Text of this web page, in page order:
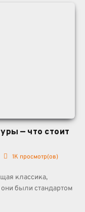
— что стоит
1K просмотр(ов)
классика,
были стандартом